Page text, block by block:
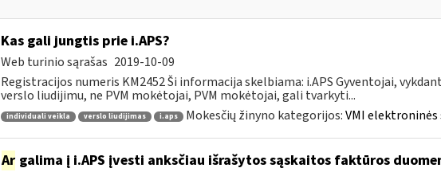
Kas gali jungtis prie i.APS?
Web turinio sąrašas 2019-10-09
Registracijos numeris KM2452 Ši informacija skelbiama: i.APS Gyventojai,
verslo liudijimu, ne PVM mokėtojai, PVM mokėtojai, gali tvarkyti...
individuali veikla verslo liudijimas i.aps Mokesčių žinyno kategorijos:VMI elektroninės
Argalima į i.APS įvesti anksčiau išrašytos sąskaitos faktūros